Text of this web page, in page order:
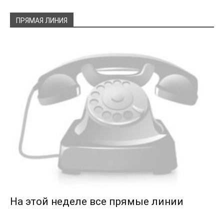
ПРЯМАЯ ЛИНИЯ
На этой неделе все прямые линии